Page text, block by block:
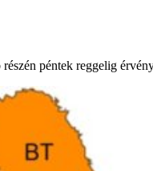
péntek reggelig